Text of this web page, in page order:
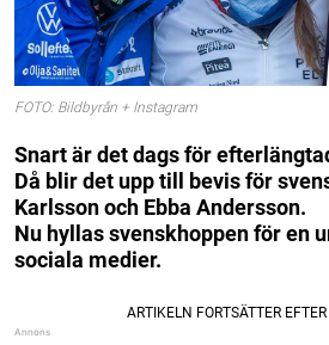
FOTO: Bildbyrån + Instagram
Snart är det dags för
Då blir det upp till bevis för
Karlsson och Ebba Andersson.
Nu hyllas svenskhoppen för en
sociala medier.